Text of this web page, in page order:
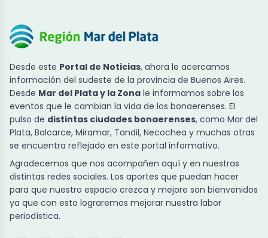
Desde este Portal de Noticias, ahora le acercamos
información del sudeste de la provincia de Buenos Aires.
Desde Mar del Plata y la Zona le informamos sobre los
eventos que le cambian la vida de los bonaerenses. El
pulso de distintas ciudades bonaerenses, como Mar del
Plata, Balcarce, Miramar, Tandil, Necochea y muchas otras
se encuentra reflejado en este portal informativo.
Agradecemos que nos acompañen aquí y en nuestras
distintas redes sociales. Los aportes que puedan hacer
para que nuestro espacio crezca y mejore son bienvenidos
ya que con esto lograremos mejorar nuestra labor
periodística.